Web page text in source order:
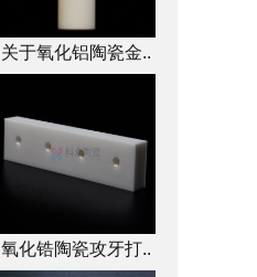
关于氧化铝陶瓷金..
氧化锆陶瓷攻牙打..